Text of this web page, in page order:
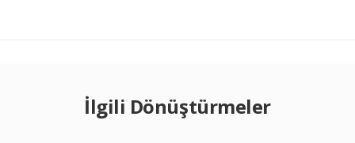
İlgili Dönüştürmeler